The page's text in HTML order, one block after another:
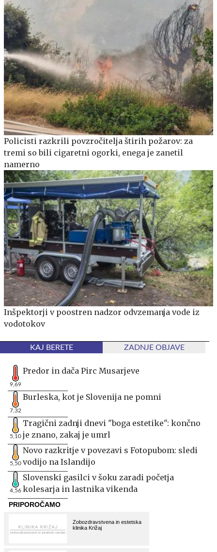
Policisti razkrili povzročitelja štirih požarov: za
tremi so bili cigaretni ogorki, enega je zanetil
namerno
Inšpektorji v poostren nadzor odvzemanja vode iz
vodotokov
KAJ BERETE ZADNJE OBJAVE
9,69
Predor in dača Pirc Musarjeve
7,32
Burleska, kot je Slovenija ne pomni
5,10
Tragični zadnji dnevi "boga estetike": končno
je znano, zakaj je umrl
5,50
Novo razkritje v povezavi s Fotopubom: sledi
vodijo na Islandijo
4,56
Slovenski gasilci v šoku zaradi početja
kolesarja in lastnika vikenda